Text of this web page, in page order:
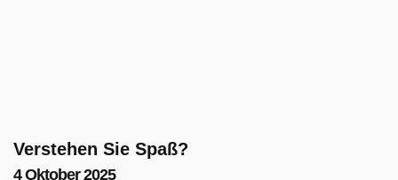
Verstehen Sie Spaß?
4 Oktober 2025